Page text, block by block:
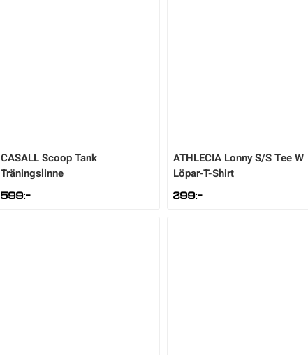
CASALLScoop Tank
Träningslinne
599:-
ATHLECIA Lonny S/S Tee W
Löpar-T-Shirt
299:-